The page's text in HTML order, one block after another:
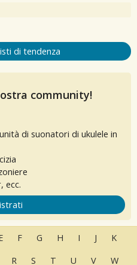
di tendenza
community!
di suonatori di ukulele in
ecc.
F G H I J
K
R S T U V W